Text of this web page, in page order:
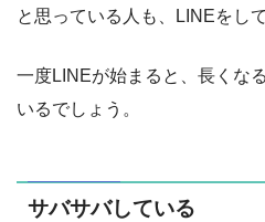
と思っている人も、LINEをし
一度LINEが始まると、長くな
いるでしょう。
サバサバしている